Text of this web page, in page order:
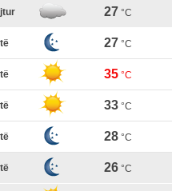
27 °C
27 °C
35 °C
33 °C
28 °C
26 °C